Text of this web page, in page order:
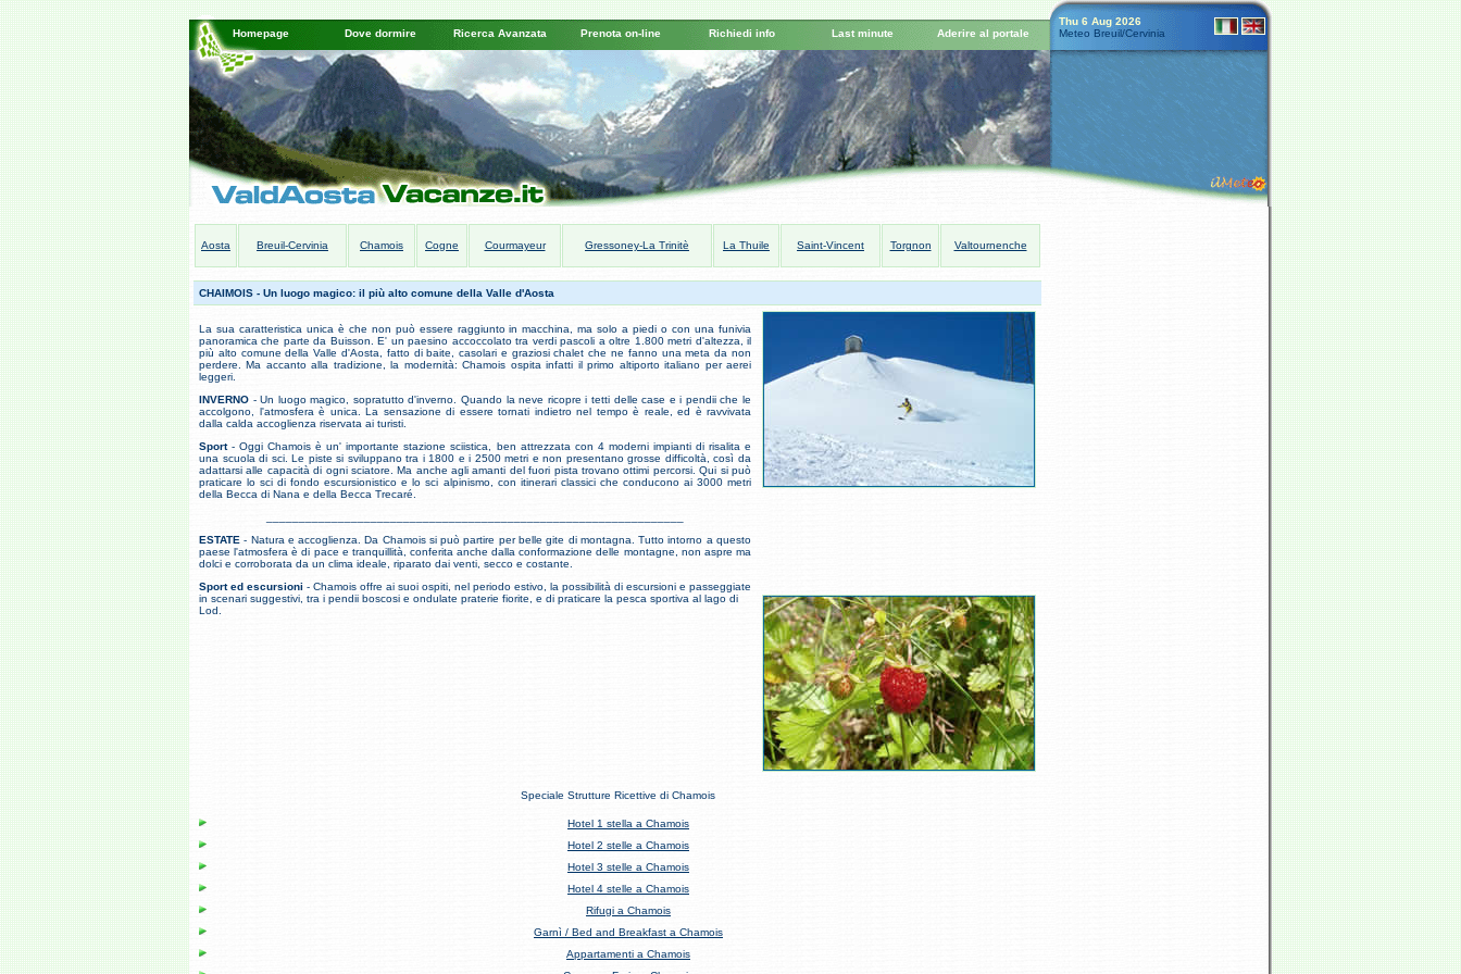
Homepage Dove dormire Ricerca Avanzata Prenota on-line Richiedi info Last minute Aderire al portale
Thu 6 Aug 2026
Meteo Breuil/Cervinia
Aosta Breuil-Cervinia Chamois Cogne Courmayeur Gressoney-La Trinitè La Thuile Saint-Vincent Torgnon Valtournenche
CHAIMOIS - Un luogo magico: il più alto comune della Valle d'Aosta
La sua caratteristica unica è che non può essere raggiunto in macchina, ma solo a piedi o con una funivia
panoramica che parte da Buisson. E' un paesino accoccolato tra verdi pascoli a oltre 1.800 metri d'altezza, il
più alto comune della Valle d'Aosta, fatto di baite, casolari e graziosi chalet che ne fanno una meta da non
perdere. Ma accanto alla tradizione, la modernità: Chamois ospita infatti il primo altiporto italiano per aerei
leggeri.
INVERNO - Un luogo magico, sopratutto d'inverno. Quando la neve ricopre i tetti delle case e i pendii che le
accolgono, l'atmosfera è unica. La sensazione di essere tornati indietro nel tempo è reale, ed è ravvivata
dalla calda accoglienza riservata ai turisti.
Sport- Oggi Chamois è un' importante stazione sciistica, ben attrezzata con 4 moderni impianti di risalita e
una scuola di sci. Le piste si sviluppano tra i 1800 e i 2500 metri e non presentano grosse difficoltà, così da
adattarsi alle capacità di ogni sciatore. Ma anche agli amanti del fuori pista trovano ottimi percorsi. Qui si può
praticare lo sci di fondo escursionistico e lo sci alpinismo, con itinerari classici che conducono ai 3000 metri
della Becca di Nana e della Becca Trecaré.
ESTATE - Natura e accoglienza. Da Chamois si può partire per belle gite di montagna. Tutto intorno a questo
paese l'atmosfera è di pace e tranquillità, conferita anche dalla conformazione delle montagne, non aspre ma
dolci e corroborata da un clima ideale, riparato dai venti, secco e costante.
Sport ed escursioni - Chamois offre ai suoi ospiti, nel periodo estivo, la possibilità di escursioni e passeggiate
in scenari suggestivi, tra i pendii boscosi e ondulate praterie fiorite, e di praticare la pesca sportiva al lago di
Lod.
Speciale Strutture Ricettive di Chamois
Hotel 1 stella a Chamois
Hotel 2 stelle a Chamois
Hotel 3 stelle a Chamois
Hotel 4 stelle a Chamois
Rifugi a Chamois
Garnì / Bed and Breakfast a Chamois
Appartamenti a Chamois